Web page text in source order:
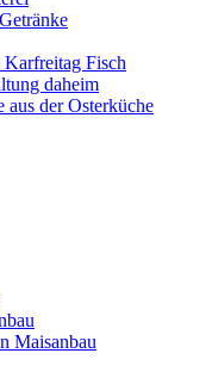
Karfreitag Fisch
daheim
aus der Osterküche
Maisanbau